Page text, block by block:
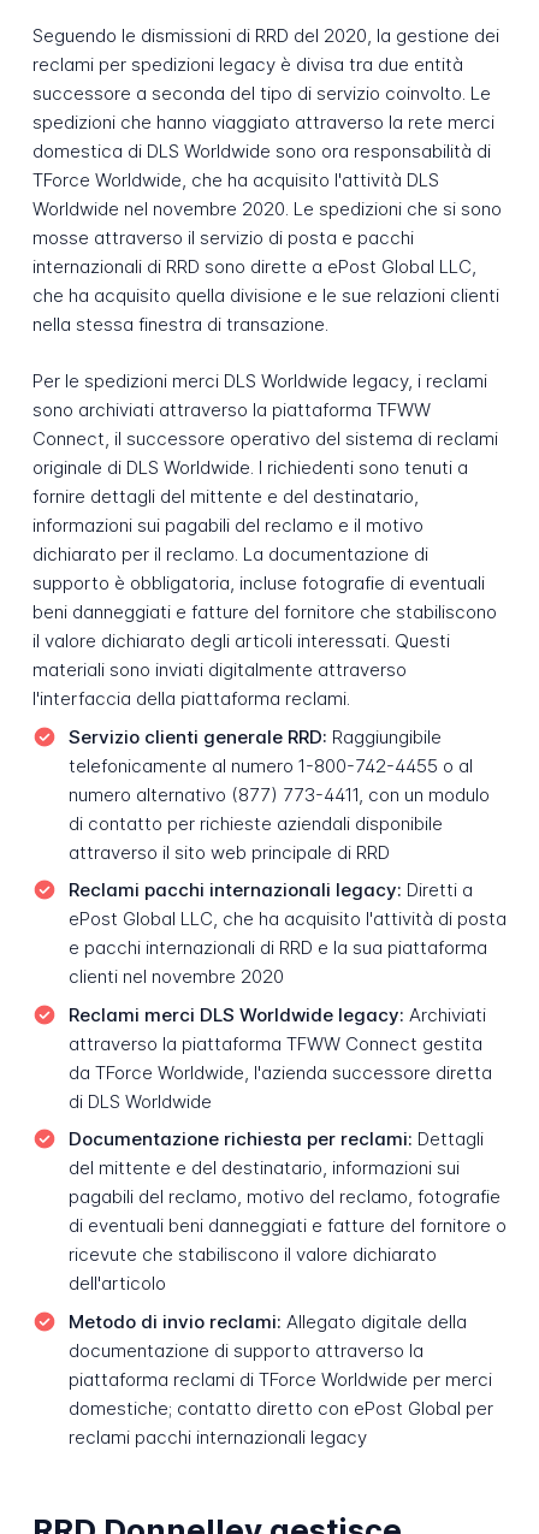
Seguendo le dismissioni di RRD del 2020, la gestione dei
reclami per spedizioni legacy è divisa tra due entità
successore a seconda del tipo di servizio coinvolto. Le
spedizioni che hanno viaggiato attraverso la rete merci
domestica di DLS Worldwide sono ora responsabilità di
TForce Worldwide, che ha acquisito l'attività DLS
Worldwide nel novembre 2020. Le spedizioni che si sono
mosse attraverso il servizio di posta e pacchi
internazionali di RRD sono dirette a ePost Global LLC,
che ha acquisito quella divisione e le sue relazioni clienti
nella stessa finestra di transazione.
Per le spedizioni merci DLS Worldwide legacy, i reclami
sono archiviati attraverso la piattaforma TFWW
Connect, il successore operativo del sistema di reclami
originale di DLS Worldwide. I richiedenti sono tenuti a
fornire dettagli del mittente e del destinatario,
informazioni sui pagabili del reclamo e il motivo
dichiarato per il reclamo. La documentazione di
supporto è obbligatoria, incluse fotografie di eventuali
beni danneggiati e fatture del fornitore che stabiliscono
il valore dichiarato degli articoli interessati. Questi
materiali sono inviati digitalmente attraverso
l'interfaccia della piattaforma reclami.
Servizio clienti generale RRD: Raggiungibile
telefonicamente al numero 1-800-742-4455 o al
numero alternativo (877) 773-4411, con un modulo
di contatto per richieste aziendali disponibile
attraverso il sito web principale di RRD
Reclami pacchi internazionali legacy: Diretti a
ePost Global LLC, che ha acquisito l'attività di posta
e pacchi internazionali di RRD e la sua piattaforma
clienti nel novembre 2020
Reclami merci DLS Worldwide legacy: Archiviati
attraverso la piattaforma TFWW Connect gestita
da TForce Worldwide, l'azienda successore diretta
di DLS Worldwide
Documentazione richiesta per reclami: Dettagli
del mittente e del destinatario, informazioni sui
pagabili del reclamo, motivo del reclamo, fotografie
di eventuali beni danneggiati e fatture del fornitore o
ricevute che stabiliscono il valore dichiarato
dell'articolo
Metodo di invio reclami: Allegato digitale della
documentazione di supporto attraverso la
piattaforma reclami di TForce Worldwide per merci
domestiche; contatto diretto con ePost Global per
reclami pacchi internazionali legacy